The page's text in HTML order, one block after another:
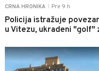
CRNA HRONIKA Pre 9 h
Policija istražuje
u Vitezu, ukradeni "golf"